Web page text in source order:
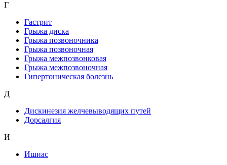
Г
Гастрит
Грыжа диска
Грыжа позвоночника
Грыжа позвоночная
Грыжа межпозвонковая
Грыжа межпозвоночная
Гипертоническая болезнь
Д
Дискинезия желчевыводящих путей
Дорсалгия
И
Ишиас